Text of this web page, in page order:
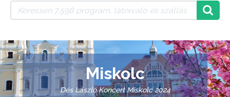
Miskolc
Dés László Koncert Miskolc 2024